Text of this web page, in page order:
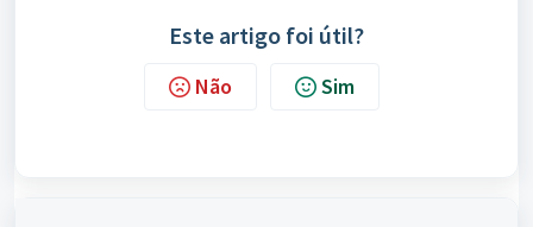
Este artigo foi útil?
Não Sim